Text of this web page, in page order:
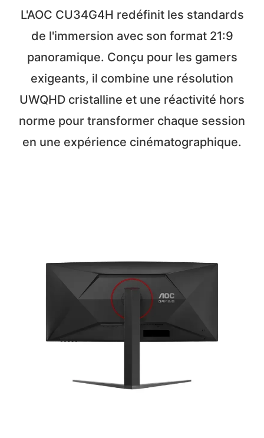
L'AOC CU34G4H redéfinit les standards
de l'immersion avec son format 21:9
panoramique. Conçu pour les gamers
exigeants, il combine une résolution
UWQHD cristalline et une réactivité hors
norme pour transformer chaque session
en une expérience cinématographique.